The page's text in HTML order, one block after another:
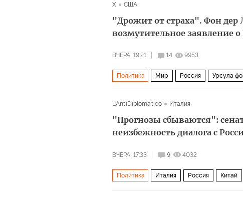
X США
"Дрожит от страха". Фон дер
возмутительное заявление о
ВЧЕРА, 19:21 14 9953
Политика Мир Россия Урсула
L'AntiDiplomatico
Италия
"Прогнозы сбываются":
неизбежность диалога с
ВЧЕРА, 17:33 9 4032
Политика Италия Россия Китай